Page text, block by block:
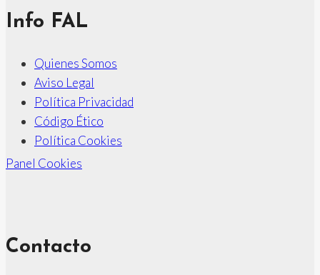
Info FAL
Quienes Somos
Aviso Legal
Política Privacidad
Código Ético
Política Cookies
Panel Cookies
Contacto